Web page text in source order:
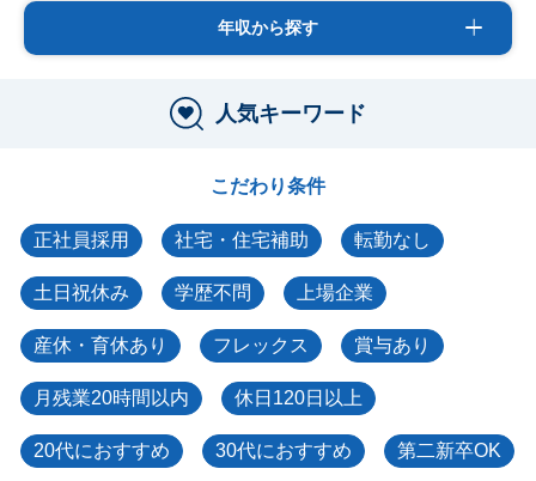
年収から探す
人気キーワード
こだわり条件
正社員採用 社宅・住宅補助 転勤なし
土日祝休み 学歴不問 上場企業
産休・育休あり フレックス 賞与あり
月残業20時間以内 休日120日以上
20代におすすめ 30代におすすめ 第二新卒OK